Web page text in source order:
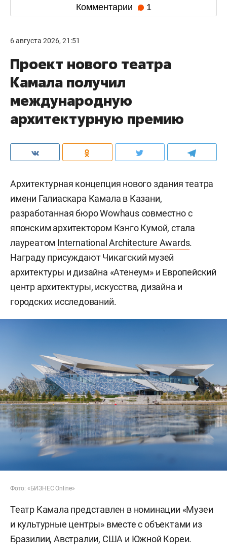
Комментарии 1
6 августа 2026, 21:51
Проект нового театра
Камала получил
международную
архитектурную премию
Архитектурная концепция нового здания театра
имени Галиаскара Камала в Казани,
разработанная бюро Wowhaus совместно с
японским архитектором Кэнго Кумой, стала
лауреатом International Architecture Awards.
Награду присуждают Чикагский музей
архитектуры и дизайна «Атенеум» и Европейский
центр архитектуры, искусства, дизайна и
городских исследований.
Фото: «БИЗНЕС Online»
Театр Камала представлен в номинации «Музеи
и культурные центры» вместе с объектами из
Бразилии, Австралии, США и Южной Кореи.